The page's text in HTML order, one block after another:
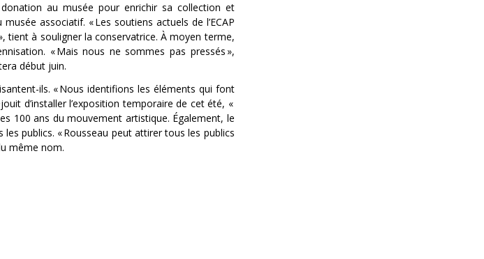
au musée pour enrichir sa collection et
musée associatif. « Les soutiens actuels de l’ECAP
tient à souligner la conservatrice. À moyen terme,
« Mais nous ne sommes pas pressés »,
début juin.
ils. « Nous identifions les éléments qui font
d’installer l’exposition temporaire de cet été, «
100 ans du mouvement artistique. Également, le
les publics. « Rousseau peut attirer tous les publics
même nom.